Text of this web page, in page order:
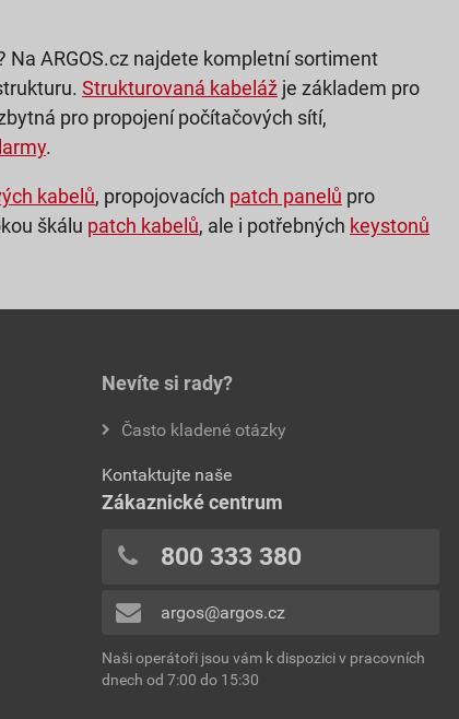
ARGOS.cz najdete kompletní sortiment
Strukturovaná kabeláž je základem pro
pro propojení počítačových sítí,
.
kabelů, propojovacích patch panelů pro
škálu patch kabelů, ale i potřebných keystonů
Nevíte si rady?
Často kladené otázky
Kontaktujte naše
Zákaznické centrum
800 333 380
argos@argos.cz
Naši operátoři jsou vám k dispozici v pracovních
dnech od 7:00 do 15:30